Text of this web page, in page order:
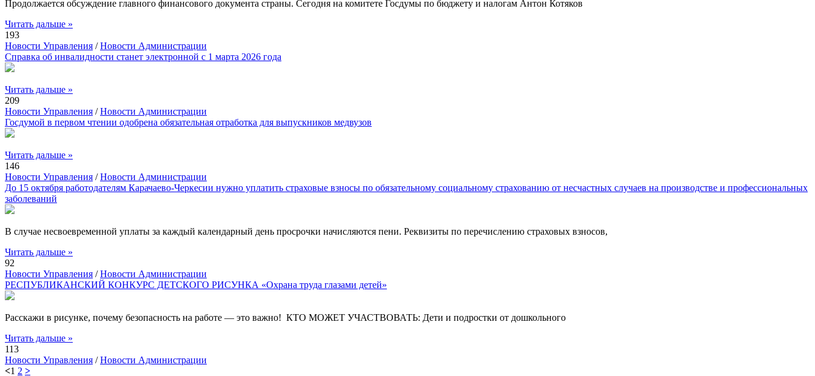
Продолжается обсуждение главного финансового документа страны. Сегодня на комитете Госдумы по бюджету и налогам Антон Котяков
Читать дальше »
193
Новости Управления /Новости Администрации
Справка об инвалидности станет электронной с 1 марта 2026 года
Читать дальше »
209
Новости Управления /Новости Администрации
Госдумой в первом чтении одобрена обязательная отработка для выпускников медвузов
Читать дальше »
146
Новости Управления /Новости Администрации
До 15 октября работодателям Карачаево-Черкесии нужно уплатить страховые взносы по обязательному социальному страхованию от несчастных случаев на производстве и профессиональных
заболеваний
В случае несвоевременной уплаты за каждый календарный день просрочки начисляются пени. Реквизиты по перечислению страховых взносов,
Читать дальше »
92
Новости Управления /Новости Администрации
РЕСПУБЛИКАНСКИЙ КОНКУРС ДЕТСКОГО РИСУНКА «Охрана труда глазами детей»
Расскажи в рисунке, почему безопасность на работе — это важно! КТО МОЖЕТ УЧАСТВОВАТЬ: Дети и подростки от дошкольного
Читать дальше »
113
Новости Управления /Новости Администрации
<1 2 >